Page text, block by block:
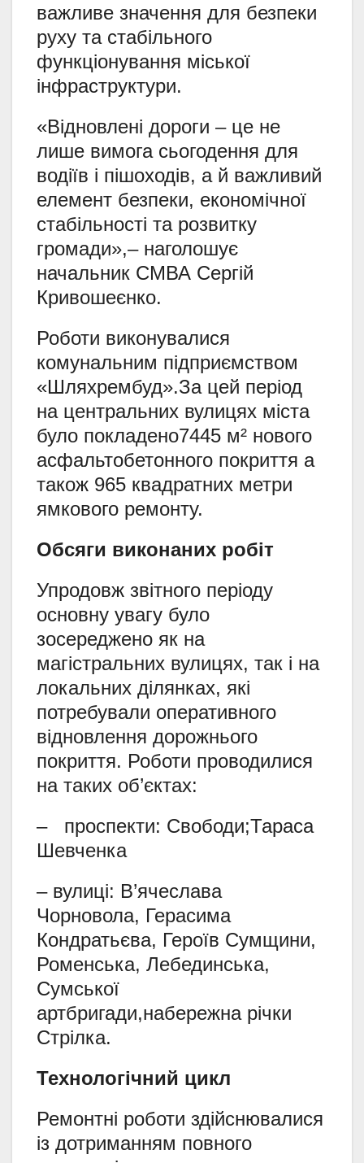
важливе значення для безпеки
руху та стабільного
функціонування міської
інфраструктури.
«Відновлені дороги – це не
лише вимога сьогодення для
водіїв і пішоходів, а й важливий
елемент безпеки, економічної
стабільності та розвитку
громади»,– наголошує
начальник СМВА Сергій
Кривошеєнко.
Роботи виконувалися
комунальним підприємством
«Шляхрембуд».За цей період
на центральних вулицях міста
було покладено7445 м² нового
асфальтобетонного покриття а
також 965 квадратних метри
ямкового ремонту.
Обсяги виконаних робіт
Упродовж звітного періоду
основну увагу було
зосереджено як на
магістральних вулицях, так і на
локальних ділянках, які
потребували оперативного
відновлення дорожнього
покриття. Роботи проводилися
на таких об’єктах:
– проспекти: Свободи;Тараса
Шевченка
– вулиці: В’ячеслава
Чорновола, Герасима
Кондратьєва, Героїв Сумщини,
Роменська, Лебединська,
Сумської
артбригади,набережна річки
Стрілка.
Технологічний цикл
Ремонтні роботи здійснювалися
із дотриманням повного